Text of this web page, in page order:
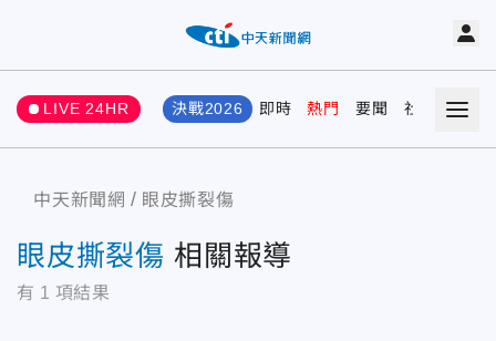
LIVE 24HR 決戰2026 即時 熱門 要聞 社會 娛樂
中天新聞網 眼皮撕裂傷
眼皮撕裂傷 相關報導
有 1 項結果